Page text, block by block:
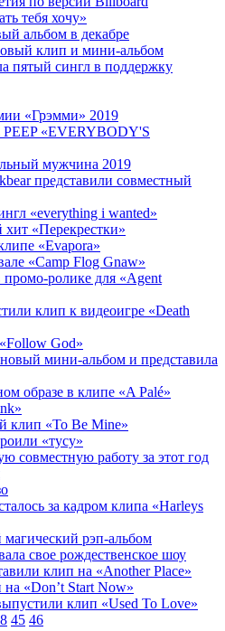
тебя хочу»
альбом в декабре
клип и мини-альбом
пятый сингл в поддержку
«Грэмми» 2019
PEEP «EVERYBODY'S
мужчина 2019
представили совместный
«everything i wanted»
«Перекрестки»
«Evapora»
«Camp Flog Gnaw»
ролике для «Agent
клип к видеоигре «Death
God»
мини-альбом и представила
образе в клипе «A Palé»
клип «To Be Mine»
«тусу»
совместную работу за этот год
за кадром клипа «Harleys
рэп-альбом
свое рождественское шоу
клип на «Another Place»
«Don’t Start Now»
клип «Used To Love»
45 46